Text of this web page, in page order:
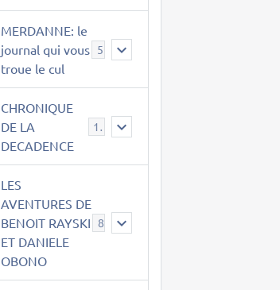
MERDANNE: le
journal qui vous
troue le cul
CHRONIQUE
DE LA
DECADENCE
12
LES
AVENTURES DE
BENOIT RAYSKI
ET DANIELE
OBONO